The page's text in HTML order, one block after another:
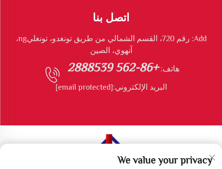
اتصل بنا
Add: رقم 720، القسم الشمالي من طريق تونغدو، تونغليng،
آنهوي، الصين
هاتف: +86-562 2888539
البريد الإلكتروني:[email protected]
We value your privacy